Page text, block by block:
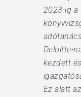
2023-ig a
Deloitte-
kezdett
Ez alatt